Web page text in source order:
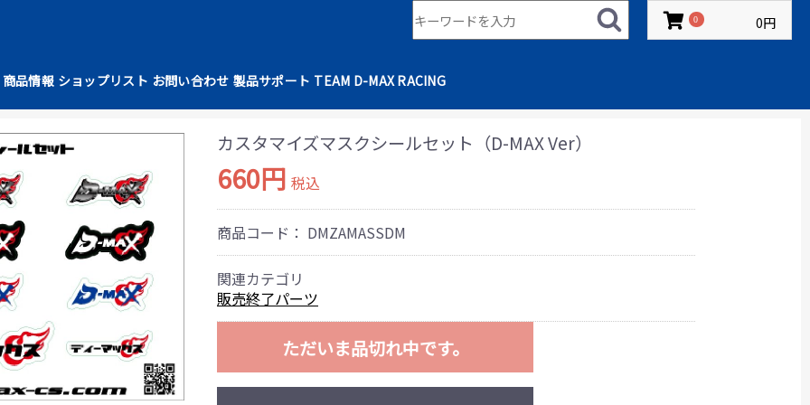
商品情報 ショップリスト お問い合わせ 製品サポート TEAM D-MAX RACING
0 0円
カスタマイズマスクシールセット（D-MAX Ver）
660円 税込
商品コード： DMZAMASSDM
関連カテゴリ
販売終了パーツ
ただいま品切れ中です。